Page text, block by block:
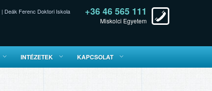
+36 46 565 111
Miskolci Egyetem
| Deák Ferenc Doktori Iskola
INTÉZETEK KAPCSOLAT